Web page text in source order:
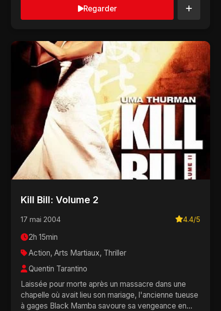
Regarder
Kill Bill: Volume 2
17 mai 2004 4.4/5
2h 15min
Action, Arts Martiaux, Thriller
Quentin Tarantino
Laissée pour morte après un massacre dans une
chapelle où avait lieu son mariage, l'ancienne tueuse
à gages Black Mamba savoure sa vengeance en